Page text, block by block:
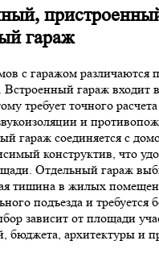
гараж
с гаражом различаются
Встроенный гараж входит
требует точного
и
гараж соединяется с
конструктив, что
Отдельный гараж
тишина в жилых
подъезда и требуется
зависит от площади
бюджета, архитектуры и